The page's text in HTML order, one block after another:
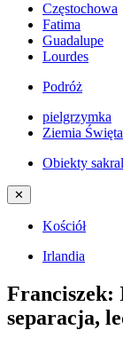
Częstochowa
Fatima
Guadalupe
Lourdes
Podróż
pielgrzymka
Ziemia Święta
Obiekty
✕
Kościół
Irlandia
Franciszek:
separacja,